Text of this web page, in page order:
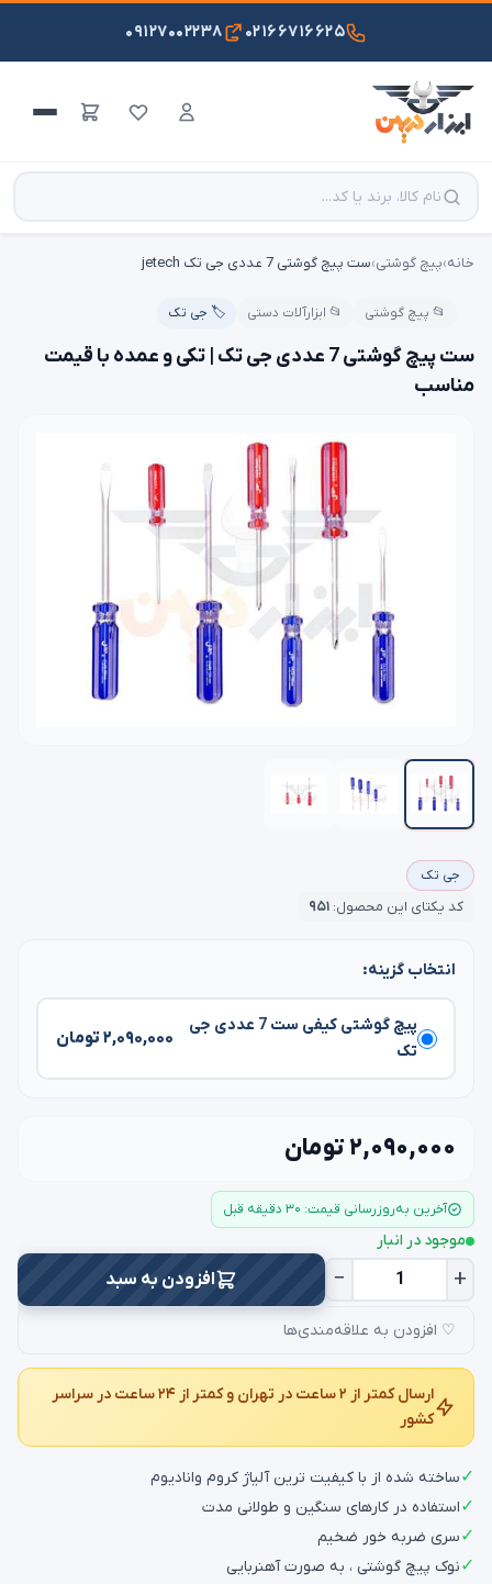
۰۲۱۶۶۷۱۶۶۲۵ ۰۹۱۲۷۰۰۲۲۳۸
خانه›پیچ گوشتی›ست پیچ گوشتی 7 عددی جی تک jetech
📂 پیچ گوشتی 📂 ابزارآلات دستی 🏷️ جی تک
ست پیچ گوشتی 7 عددی جی تک | تکی و عمده با قیمت
مناسب
جی تک
کد یکتای این محصول: ۹۵۱
انتخاب گزینه:
پیچ گوشتی کیفی ست 7 عددی جی
تک
۲,۰۹۰,۰۰۰ تومان
۲,۰۹۰,۰۰۰ تومان
آخرین به‌روزرسانی قیمت: ۳۰ دقیقه قبل
موجود در انبار
− + افزودن به سبد
♡ افزودن به علاقه‌مندی‌ها
ارسال کمتر از ۲ ساعت در تهران و کمتر از ۲۴ ساعت در سراسر
کشور
✓ساخته شده از با کیفیت ترین آلیاژ کروم وانادیوم
✓استفاده در کارهای سنگین و طولانی مدت
✓سری ضربه خور ضخیم
✓نوک پیچ گوشتی ، به صورت آهنربایی